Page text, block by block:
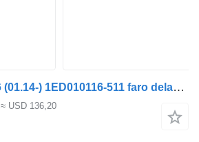
DAF, HELLA XF106 (01.14-) 1ED010116-511 faro delantero para DAF XF106 (2014-) cabeza tractora
≈ USD 136,20